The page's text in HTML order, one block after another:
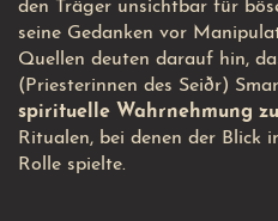
den Träger unsichtbar für
seine Gedanken vor
Quellen deuten darauf hin,
(Priesterinnen des Seiðr)
spirituelle Wahrnehmung
Ritualen, bei denen der Blick
Rolle spielte.